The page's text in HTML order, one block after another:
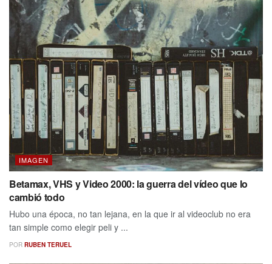
IMAGEN
Betamax, VHS y Video 2000: la guerra del vídeo que lo
cambió todo
Hubo una época, no tan lejana, en la que ir al videoclub no era
tan simple como elegir peli y ...
POR RUBEN TERUEL